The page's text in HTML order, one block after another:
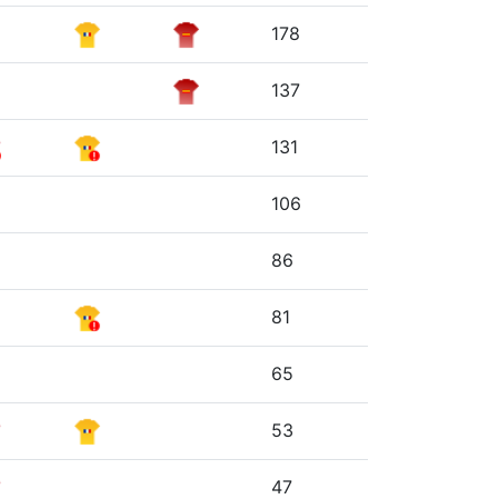
178
137
131
106
86
81
65
53
47